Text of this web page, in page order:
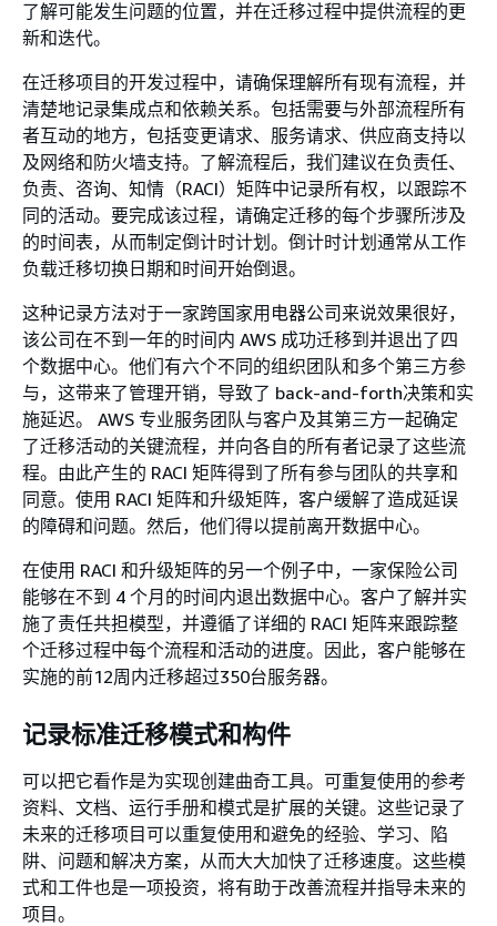
了解可能发生问题的位置，并在迁移过程中提供流程的更
新和迭代。
在迁移项目的开发过程中，请确保理解所有现有流程，并
清楚地记录集成点和依赖关系。包括需要与外部流程所有
者互动的地方，包括变更请求、服务请求、供应商支持以
及网络和防火墙支持。了解流程后，我们建议在负责任、
负责、咨询、知情（RACI）矩阵中记录所有权，以跟踪不
同的活动。要完成该过程，请确定迁移的每个步骤所涉及
的时间表，从而制定倒计时计划。倒计时计划通常从工作
负载迁移切换日期和时间开始倒退。
这种记录方法对于一家跨国家用电器公司来说效果很好，
该公司在不到一年的时间内 AWS 成功迁移到并退出了四
个数据中心。他们有六个不同的组织团队和多个第三方参
与，这带来了管理开销，导致了 back-and-forth决策和实
施延迟。 AWS 专业服务团队与客户及其第三方一起确定
了迁移活动的关键流程，并向各自的所有者记录了这些流
程。由此产生的 RACI 矩阵得到了所有参与团队的共享和
同意。使用 RACI 矩阵和升级矩阵，客户缓解了造成延误
的障碍和问题。然后，他们得以提前离开数据中心。
在使用 RACI 和升级矩阵的另一个例子中，一家保险公司
能够在不到 4 个月的时间内退出数据中心。客户了解并实
施了责任共担模型，并遵循了详细的 RACI 矩阵来跟踪整
个迁移过程中每个流程和活动的进度。因此，客户能够在
实施的前12周内迁移超过350台服务器。
记录标准迁移模式和构件
可以把它看作是为实现创建曲奇工具。可重复使用的参考
资料、文档、运行手册和模式是扩展的关键。这些记录了
未来的迁移项目可以重复使用和避免的经验、学习、陷
阱、问题和解决方案，从而大大加快了迁移速度。这些模
式和工件也是一项投资，将有助于改善流程并指导未来的
项目。